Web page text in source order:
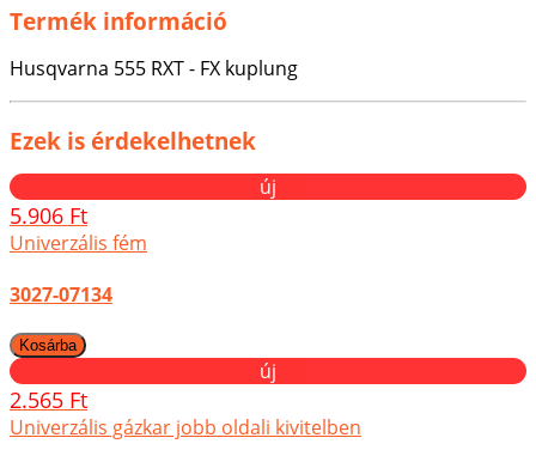
Termék információ
Husqvarna 555 RXT - FX kuplung
Ezek is érdekelhetnek
új
5.906 Ft
Univerzális fém
3027-07134
új
2.565 Ft
Univerzális gázkar jobb oldali kivitelben